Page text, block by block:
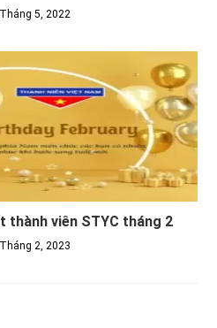
5, 2022
thành viên STYC tháng 2
2, 2023